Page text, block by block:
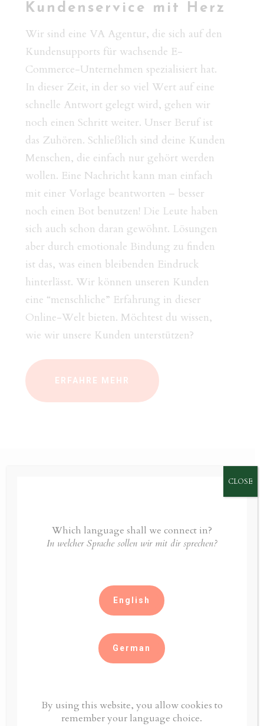
Kundenservice mit Herz
Wir sind eine VA Agentur, die sich auf den
Kundensupports für wachsende E-
Commerce-Unternehmen spezialisiert hat.
In dieser Zeit, in der so viel Wert auf eine
schnelle Antwort gelegt wird, gehen wir
noch einen Schritt weiter. Unser Beruf ist
das Zuhören. Schließlich sind deine Kunden
Menschen, die einfach nur gehört werden
wollen. Eine Nachricht kann man einfach
mit einer Vorlage beantworten – besser
noch einen Bot benutzen! Die Leute haben
sich auch schon daran gewöhnt. Lösungen
aber durch emotionale Bindung zu finden
ist das, was einen bleibenden Eindruck
hinterlässt. Wir können unseren Kunden
eine “menschliche” Erfahrung in dieser
Online-Welt bieten. Möchtest du wissen,
wie wir unsere Kunden unterstützen?
ERFAHRE MEHR
BEWERTUNGEN,
KUNDEN
werden muss, ist der
ausgezeichnete Customer Service.
Bestellung in die Schweiz, nicht bei
mir eingetroffen war, wurde mir
Which language shall we connect in?
In welcher Sprache sollen wir mit dir sprechen?
English
German
By using this website, you allow cookies to
remember your language choice.
CLOSE